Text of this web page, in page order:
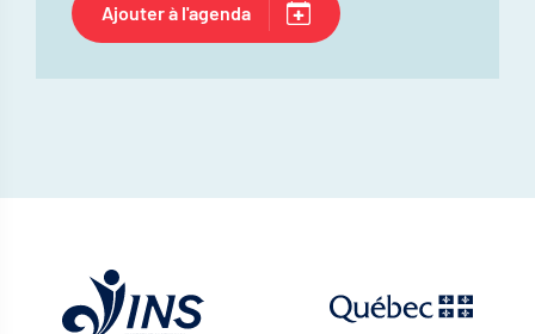
Ajouter à l'agenda